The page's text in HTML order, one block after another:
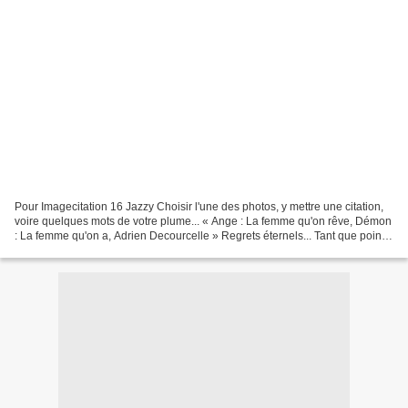
Pour Imagecitation 16 Jazzy Choisir l'une des photos, y mettre une citation,
voire quelques mots de votre plume... « Ange : La femme qu'on rêve, Démon
: La femme qu'on a, Adrien Decourcelle » Regrets éternels... Tant que point